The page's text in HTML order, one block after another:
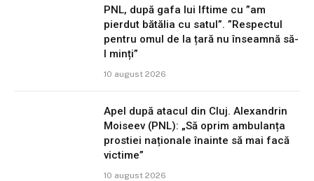
PNL, după gafa lui Iftime cu ”am
pierdut bătălia cu satul”. ”Respectul
pentru omul de la țară nu înseamnă să-
l minți”
10 august 2026
Apel după atacul din Cluj. Alexandrin
Moiseev (PNL): „Să oprim ambulanța
prostiei naționale înainte să mai facă
victime”
10 august 2026